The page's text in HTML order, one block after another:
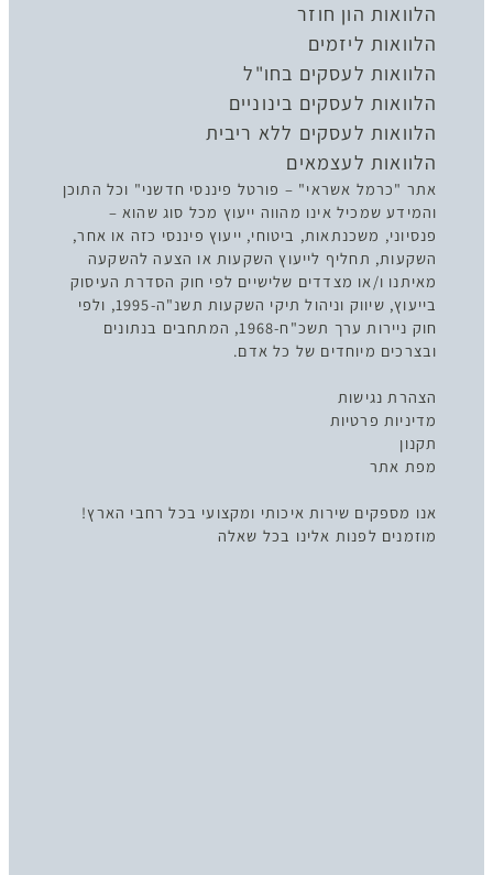
הלוואות הון חוזר
הלוואות ליזמים
הלוואות לעסקים בחו"ל
הלוואות לעסקים בינוניים
הלוואות לעסקים ללא ריבית
הלוואות לעצמאים
אתר "כרמל אשראי" – פורטל פיננסי חדשני" וכל התוכן
והמידע שמכיל אינו מהווה ייעוץ מכל סוג שהוא –
פנסיוני, משכנתאות, ביטוחי, ייעוץ פיננסי כזה או אחר,
השקעות, תחליף לייעוץ השקעות או הצעה להשקעה
מאיתנו ו/או מצדדים שלישיים לפי חוק הסדרת העיסוק
בייעוץ, שיווק וניהול תיקי השקעות תשנ"ה-1995, ולפי
חוק ניירות ערך תשכ"ח-1968, המתחבים בנתונים
ובצרכים מיוחדים של כל אדם.
הצהרת נגישות
מדיניות פרטיות
תקנון
מפת אתר
אנו מספקים שירות איכותי ומקצועי בכל רחבי הארץ!
מוזמנים לפנות אלינו בכל שאלה